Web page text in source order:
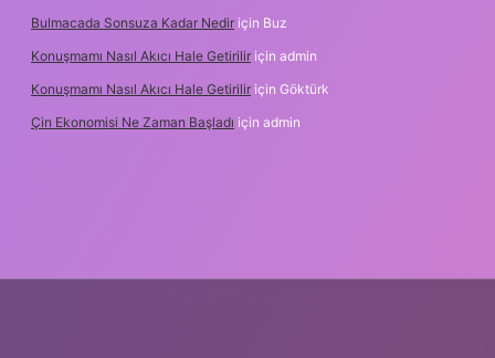
Bulmacada Sonsuza Kadar Nedir için Buz
Konuşmamı Nasıl Akıcı Hale Getirilir için admin
Konuşmamı Nasıl Akıcı Hale Getirilir için Göktürk
Çin Ekonomisi Ne Zaman Başladı için admin